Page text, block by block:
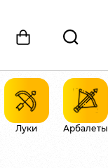
Луки Арбалеты